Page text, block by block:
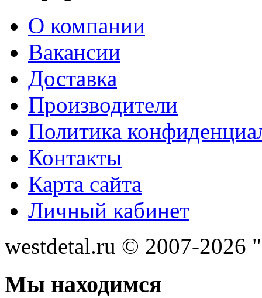
О компании
Вакансии
Доставка
Производители
Политика
Контакты
Карта сайта
Личный кабинет
westdetal.ru © 2007-2026
Мы находимся